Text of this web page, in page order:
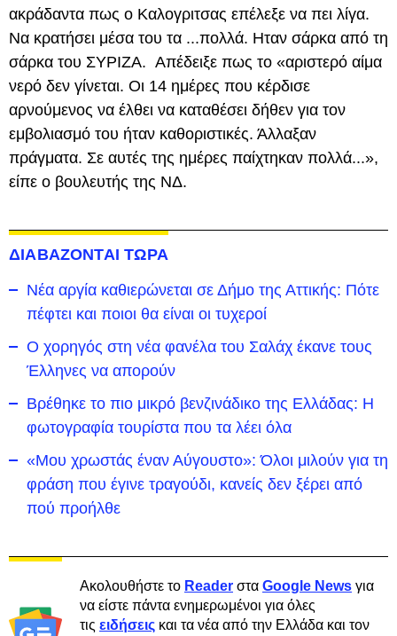
ακράδαντα πως ο Καλογριτσας επέλεξε να πει λίγα.
Να κρατήσει μέσα του τα ...πολλά. Ηταν σάρκα από τη
σάρκα του ΣΥΡΙΖΑ. Απέδειξε πως το «αριστερό αίμα
νερό δεν γίνεται. Οι 14 ημέρες που κέρδισε
αρνούμενος να έλθει να καταθέσει δήθεν για τον
εμβολιασμό του ήταν καθοριστικές. Άλλαξαν
πράγματα. Σε αυτές της ημέρες παίχτηκαν πολλά...»,
είπε ο βουλευτής της ΝΔ.
ΔΙΑΒΑΖΟΝΤΑΙ ΤΩΡΑ
Νέα αργία καθιερώνεται σε Δήμο της Αττικής: Πότε
πέφτει και ποιοι θα είναι οι τυχεροί
Ο χορηγός στη νέα φανέλα του Σαλάχ έκανε τους
Έλληνες να απορούν
Βρέθηκε το πιο μικρό βενζινάδικο της Ελλάδας: Η
φωτογραφία τουρίστα που τα λέει όλα
«Μου χρωστάς έναν Αύγουστο»: Όλοι μιλούν για τη
φράση που έγινε τραγούδι, κανείς δεν ξέρει από
πού προήλθε
Ακολουθήστε το Reader στα Google News για
να είστε πάντα ενημερωμένοι για όλες
τις ειδήσεις και τα νέα από την Ελλάδα και τον